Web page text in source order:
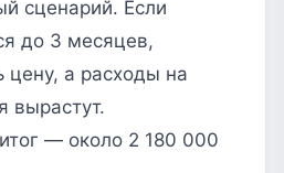
сценарий. Если
до 3 месяцев,
цену, а расходы на
вырастут.
— около 2 180 000